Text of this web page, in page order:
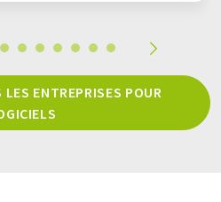
ENTREPRISES POUR